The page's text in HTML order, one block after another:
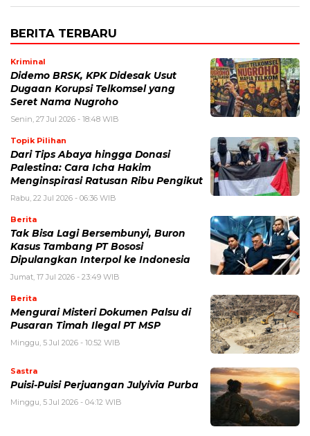
BERITA TERBARU
Kriminal
Didemo BRSK, KPK Didesak Usut
Dugaan Korupsi Telkomsel yang
Seret Nama Nugroho
Senin, 27 Jul 2026 - 18:48 WIB
Topik Pilihan
Dari Tips Abaya hingga Donasi
Palestina: Cara Icha Hakim
Menginspirasi Ratusan Ribu Pengikut
Rabu, 22 Jul 2026 - 06:36 WIB
Berita
Tak Bisa Lagi Bersembunyi, Buron
Kasus Tambang PT Bososi
Dipulangkan Interpol ke Indonesia
Jumat, 17 Jul 2026 - 23:49 WIB
Berita
Mengurai Misteri Dokumen Palsu di
Pusaran Timah Ilegal PT MSP
Minggu, 5 Jul 2026 - 10:52 WIB
Sastra
Puisi-Puisi Perjuangan Julyivia Purba
Minggu, 5 Jul 2026 - 04:12 WIB